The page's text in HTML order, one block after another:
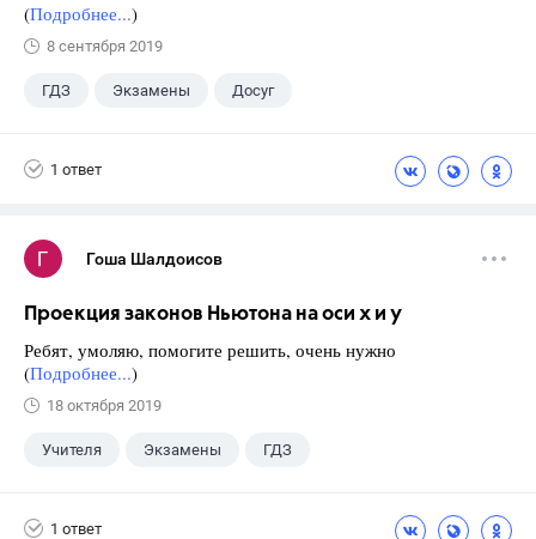
(Подробнее...)
8 сентября 2019
ГДЗ Экзамены Досуг
1 ответ
Гоша Шалдоисов
Проекция законов Ньютона на оси x и y
Ребят, умоляю, помогите решить, очень нужно
(Подробнее...)
18 октября 2019
Учителя Экзамены ГДЗ
1 ответ